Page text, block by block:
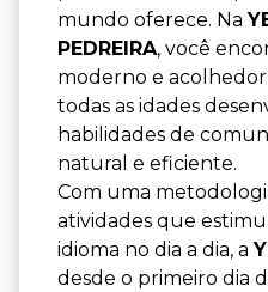
mundo oferece. Na
PEDREIRA, você
moderno e
todas as idades
habilidades de
natural e eficiente.
Com uma
atividades que
idioma no dia a dia, a
desde o primeiro dia